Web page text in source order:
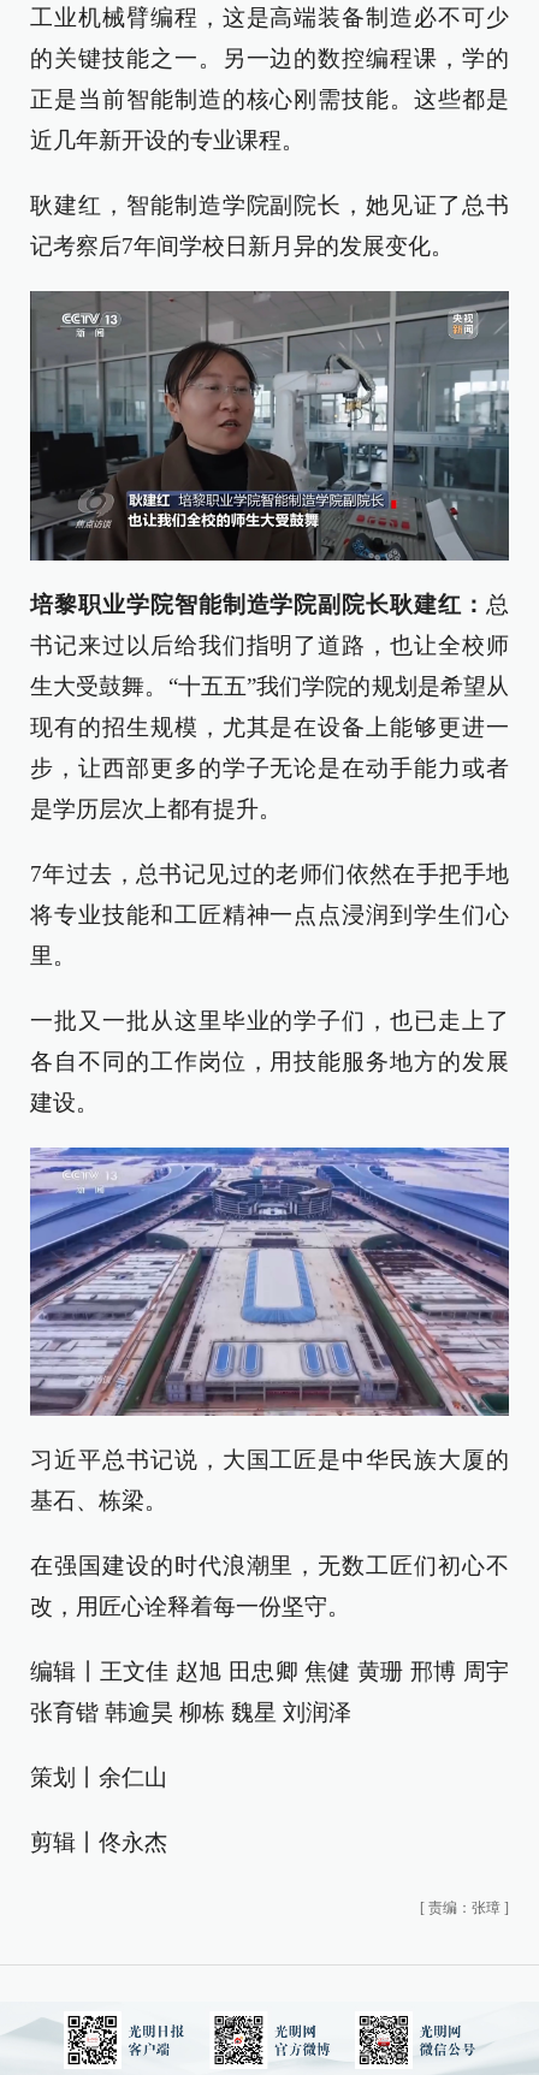
工业机械臂编程，这是高端装备制造必不可少
的关键技能之一。另一边的数控编程课，学的
正是当前智能制造的核心刚需技能。这些都是
近几年新开设的专业课程。
耿建红，智能制造学院副院长，她见证了总书
记考察后7年间学校日新月异的发展变化。
培黎职业学院智能制造学院副院长耿建红： 总
书记来过以后给我们指明了道路，也让全校师
生大受鼓舞。“十五五”我们学院的规划是希望从
现有的招生规模，尤其是在设备上能够更进一
步，让西部更多的学子无论是在动手能力或者
是学历层次上都有提升。
7年过去，总书记见过的老师们依然在手把手地
将专业技能和工匠精神一点点浸润到学生们心
里。
一批又一批从这里毕业的学子们，也已走上了
各自不同的工作岗位，用技能服务地方的发展
建设。
习近平总书记说，大国工匠是中华民族大厦的
基石、栋梁。
在强国建设的时代浪潮里，无数工匠们初心不
改，用匠心诠释着每一份坚守。
编辑丨王文佳 赵旭 田忠卿 焦健 黄珊 邢博 周宇
张育锴 韩逾昊 柳栋 魏星 刘润泽
策划丨余仁山
剪辑丨佟永杰
[ 责编：张璋 ]